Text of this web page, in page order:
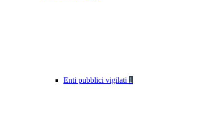
Enti pubblici vigilati 1